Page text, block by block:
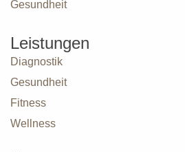
Leistungen
Diagnostik
Gesundheit
Fitness
Wellness